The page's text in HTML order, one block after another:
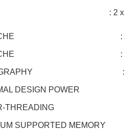
32KB
: 2 x
: 1 x
: 14
DESIGN POWER :
THREADING :
SUPPORTED